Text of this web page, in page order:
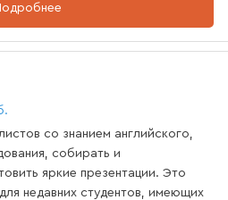
со знанием английского,
собирать и
яркие презентации. Это
недавних студентов, имеющих